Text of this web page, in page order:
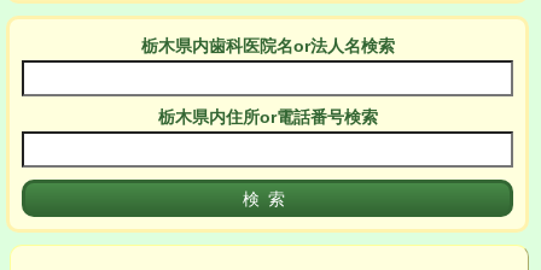
栃木県内歯科医院名or法人名検索
栃木県内住所or電話番号検索